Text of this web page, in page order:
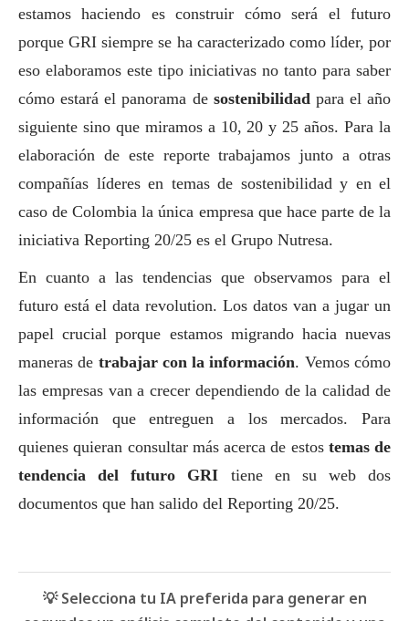
estamos haciendo es construir cómo será el futuro
porque GRI siempre se ha caracterizado como líder, por
eso elaboramos este tipo iniciativas no tanto para saber
cómo estará el panorama de sostenibilidad para el año
siguiente sino que miramos a 10, 20 y 25 años. Para la
elaboración de este reporte trabajamos junto a otras
compañías líderes en temas de sostenibilidad y en el
caso de Colombia la única empresa que hace parte de la
iniciativa Reporting 20/25 es el Grupo Nutresa.
En cuanto a las tendencias que observamos para el
futuro está el data revolution. Los datos van a jugar un
papel crucial porque estamos migrando hacia nuevas
maneras de trabajar con la información. Vemos cómo
las empresas van a crecer dependiendo de la calidad de
información que entreguen a los mercados. Para
quienes quieran consultar más acerca de estos temas de
tendencia del futuro GRI tiene en su web dos
documentos que han salido del Reporting 20/25.
💡 Selecciona tu IA preferida para generar en